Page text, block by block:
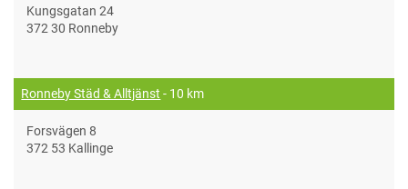
Kungsgatan 24
372 30 Ronneby
Ronneby Städ & Alltjänst - 10 km
Forsvägen 8
372 53 Kallinge